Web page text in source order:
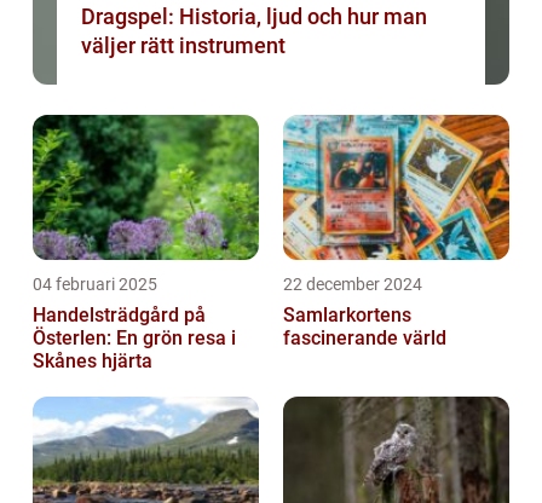
Dragspel: Historia, ljud och hur man
väljer rätt instrument
04 februari 2025
Handelsträdgård på
Österlen: En grön resa i
Skånes hjärta
22 december 2024
Samlarkortens
fascinerande värld